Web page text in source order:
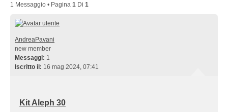
1 Messaggio • Pagina 1 Di 1
AndreaPavani
new member
Messaggi: 1
Iscritto il: 16 mag 2024, 07:41
Kit Aleph 30